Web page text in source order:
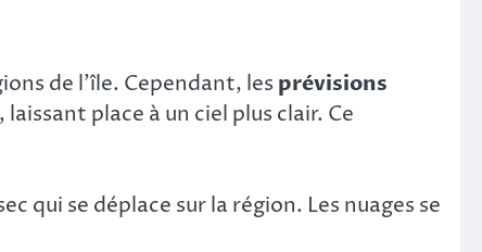
de l’île. Cependant, les prévisions
place à un ciel plus clair. Ce
qui se déplace sur la région. Les nuages se